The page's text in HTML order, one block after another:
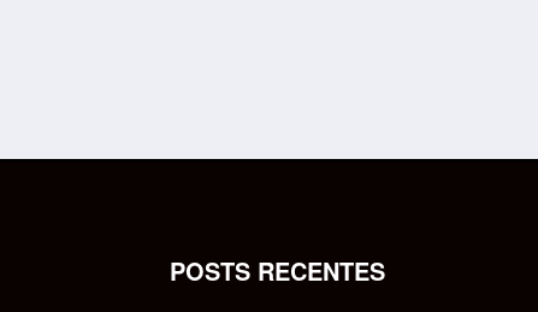
POSTS RECENTES